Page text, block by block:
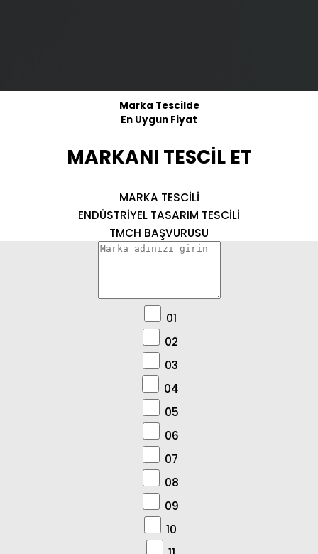
Marka Tescilde
En Uygun Fiyat
MARKANI TESCİL ET
MARKA TESCİLİ
ENDÜSTRİYEL TASARIM TESCİLİ
TMCH BAŞVURUSU
01
02
03
04
05
06
07
08
09
10